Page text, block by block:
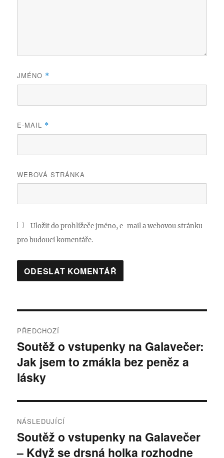
JMÉNO *
E-MAIL *
WEBOVÁ STRÁNKA
Uložit do prohlížeče jméno, e-mail a webovou stránku
pro budoucí komentáře.
pro
příspěvek
PŘEDCHOZÍ
Předchozí
příspěvek:
Soutěž o vstupenky na Galavečer:
Jak jsem to zmákla bez peněz a
lásky
NÁSLEDUJÍCÍ
Následující
příspěvek:
Soutěž o vstupenky na Galavečer
– Když se drsná holka rozhodne